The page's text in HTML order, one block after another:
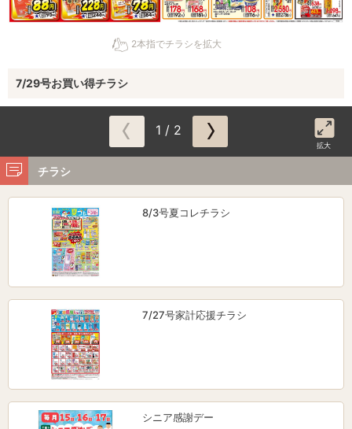
2本指でチラシを拡大
7/29号お買い得チラシ
1 / 2
拡大
チラシ
8/3号夏コレチラシ
7/27号家計応援チラシ
シニア感謝デー